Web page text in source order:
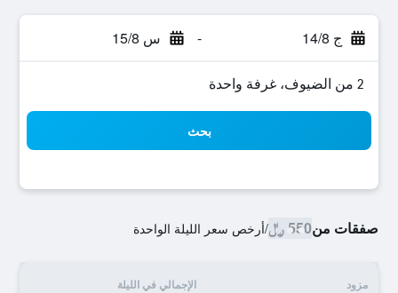
ج 14/8 - س 15/8
2 من الضيوف، غرفة واحدة
بحث
صفقات من550 ﷼ /أرخص سعر الليلة الواحدة
مزود الإجمالي في الليلة